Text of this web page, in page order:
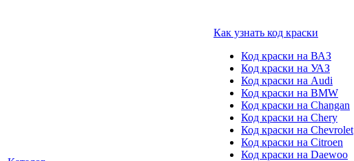
Как узнать код краски
Код краски на ВАЗ
Код краски на УАЗ
Код краски на Audi
Код краски на BMW
Код краски на Changan
Код краски на Chery
Код краски на Chevrolet
Код краски на Citroen
Код краски на Daewoo